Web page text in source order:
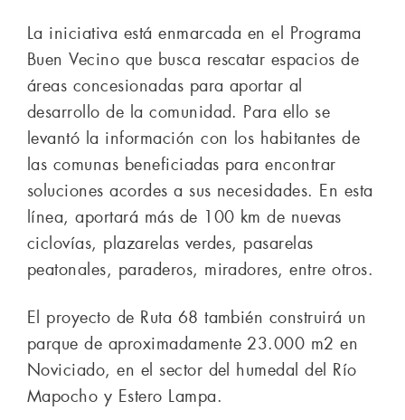
La iniciativa está enmarcada en el Programa
Buen Vecino que busca rescatar espacios de
áreas concesionadas para aportar al
desarrollo de la comunidad. Para ello se
levantó la información con los habitantes de
las comunas beneficiadas para encontrar
soluciones acordes a sus necesidades. En esta
línea, aportará más de 100 km de nuevas
ciclovías, plazarelas verdes, pasarelas
peatonales, paraderos, miradores, entre otros.
El proyecto de Ruta 68 también construirá un
parque de aproximadamente 23.000 m2 en
Noviciado, en el sector del humedal del Río
Mapocho y Estero Lampa.